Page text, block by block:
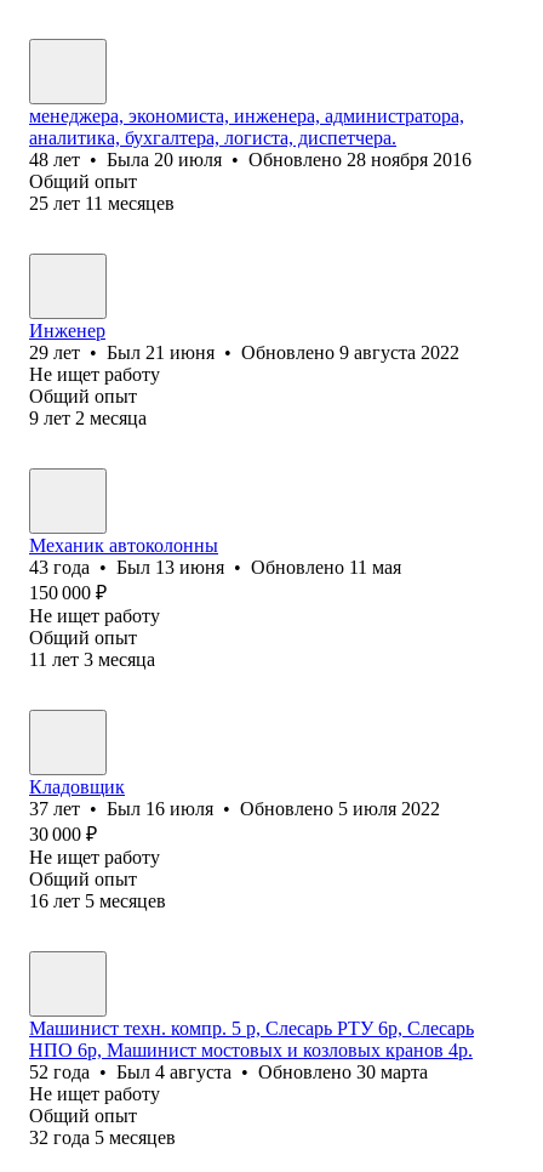
менеджера, экономиста, инженера, администратора,
аналитика, бухгалтера, логиста, диспетчера.
48 лет • Была 20 июля • Обновлено 28 ноября 2016
Общий опыт
25 лет 11 месяцев
Инженер
29 лет • Был 21 июня • Обновлено 9 августа 2022
Не ищет работу
Общий опыт
9 лет 2 месяца
Механик автоколонны
43 года • Был 13 июня • Обновлено 11 мая
150 000 ₽
Не ищет работу
Общий опыт
11 лет 3 месяца
Кладовщик
37 лет • Был 16 июля • Обновлено 5 июля 2022
30 000 ₽
Не ищет работу
Общий опыт
16 лет 5 месяцев
Машинист техн. компр. 5 р, Слесарь РТУ 6р, Слесарь
НПО 6р, Машинист мостовых и козловых кранов 4р.
52 года • Был 4 августа • Обновлено 30 марта
Не ищет работу
Общий опыт
32 года 5 месяцев